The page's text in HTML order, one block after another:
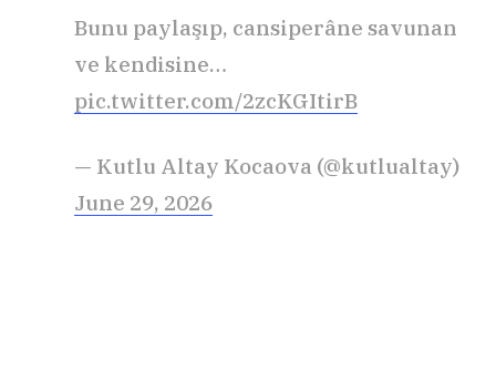
Bunu paylaşıp, cansiperâne savunan
ve kendisine…
pic.twitter.com/2zcKGItirB
— Kutlu Altay Kocaova (@kutlualtay)
June 29, 2026